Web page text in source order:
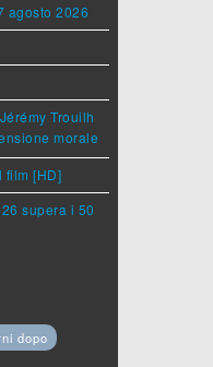
agosto 2026
Trouilh
morale
film [HD]
supera i 50
dopo